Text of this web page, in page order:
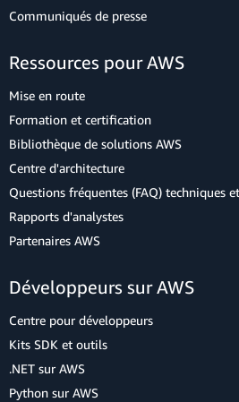
Communiqués de presse
Ressources pour AWS
Mise en route
Formation et certification
Bibliothèque de solutions AWS
Centre d'architecture
Questions fréquentes (FAQ) techniques
Rapports d'analystes
Partenaires AWS
Développeurs sur AWS
Centre pour développeurs
Kits SDK et outils
.NET sur AWS
Python sur AWS